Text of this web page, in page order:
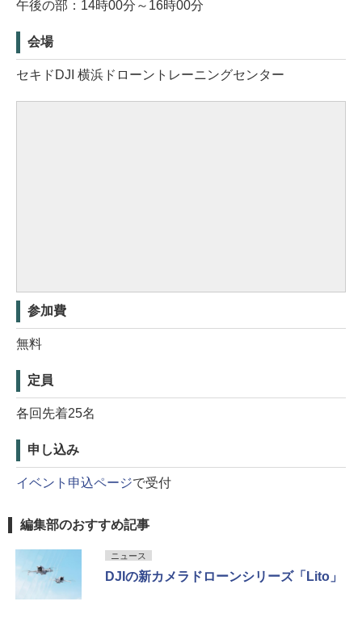
午後の部：14時00分～16時00分
会場
セキドDJI 横浜ドローントレーニングセンター
参加費
無料
定員
各回先着25名
申し込み
イベント申込ページで受付
編集部のおすすめ記事
ニュース
DJIの新カメラドローンシリーズ「Lito」